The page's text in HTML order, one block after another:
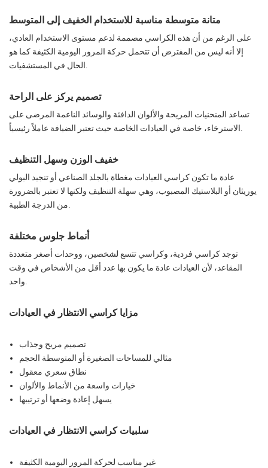
متانة متوسطة مناسبة للاستخدام الخفيف إلى المتوسط
على الرغم من أن هذه الكراسي مصممة لدعم مستوى الاستخدام العادي،
إلا أنه ليس من المفترض أن تتحمل حركة المرور اليومية الكثيفة كما هو
الحال في المستشفيات.
تصميم يركز على الراحة
تساعد المنحنيات المريحة والألوان الدافئة والوسائد الناعمة المرضى على
الاسترخاء، خاصة في العيادات الخاصة حيث تعتبر الضيافة عاملاً رئيسياً.
خفيف الوزن وسهل التنظيف
عادة ما تكون كراسي العيادات مغطاة بالجلد الصناعي أو تنجيد البولي
يوريثان أو البلاستيك المصبوب، وهي سهلة التنظيف ولكنها لا تعتبر بالضرورة
من الدرجة الطبية.
أنماط جلوس مختلفة
توجد كراسي فردية، وكراسي تتسع لشخصين، ووحدات أصغر متعددة
المقاعد، لأن العيادات عادة ما يكون بها عدد أقل من الأشخاص في وقت
واحد.
مزايا كراسي الانتظار في العيادات
تصميم مريح وجذاب
مثالي للمساحات الصغيرة أو المتوسطة الحجم
نطاق سعري معقول
خيارات واسعة من الأنماط والألوان
يسهل إعادة وضعها أو ترتيبها
سلبيات كراسي الانتظار في العيادات
غير مناسب لحركة المرور اليومية الكثيفة